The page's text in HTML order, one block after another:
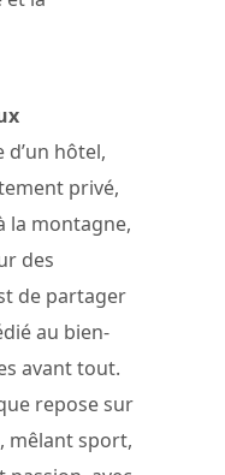
d’un hôtel,
privé,
la montagne,
des
de partager
au bien-
avant tout.
repose sur
mêlant sport,